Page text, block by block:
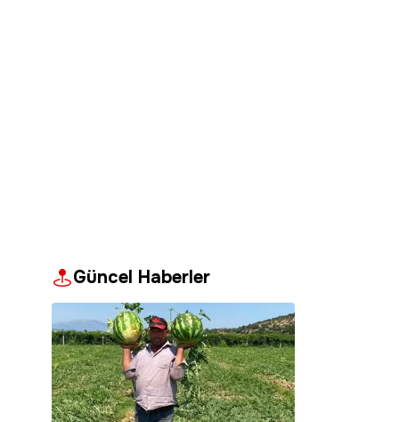
Güncel Haberler